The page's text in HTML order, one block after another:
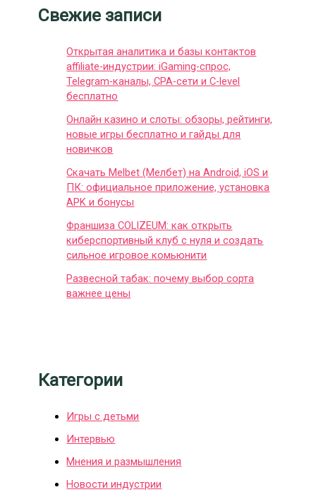
Свежие записи
Открытая аналитика и базы контактов
affiliate-индустрии: iGaming-спрос,
Telegram-каналы, CPA-сети и C-level
бесплатно
Онлайн казино и слоты: обзоры, рейтинги,
новые игры бесплатно и гайды для
новичков
Скачать Melbet (Мелбет) на Android, iOS и
ПК: официальное приложение, установка
APK и бонусы
Франшиза COLIZEUM: как открыть
киберспортивный клуб с нуля и создать
сильное игровое комьюнити
Развесной табак: почему выбор сорта
важнее цены
Категории
Игры с детьми
Интервью
Мнения и размышления
Новости индустрии